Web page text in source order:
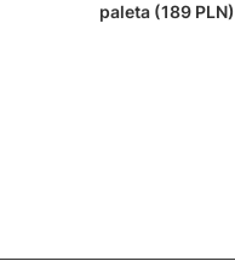
paleta (189 PLN)